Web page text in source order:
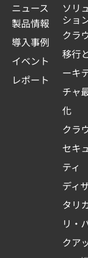
ニュース
製品情報
導入事例
イベント
レポート
ソリ
ショ
クラ
移行
ーキ
チャ
化
クラ
セキ
ティ
ディ
タリ
リ・
クア